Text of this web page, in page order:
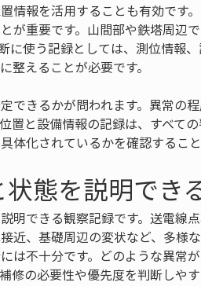
情報を活用することも有効です
が重要です。山間部や鉄塔周辺
に使う記録としては、測位情報
整えることが必要です。
できるかが問われます。異常の
置と設備情報の記録は、すべて
化されているかを確認すること
態を説明でき
できる観察記録です。送電線
近、基礎周辺の変状など、多様
は不十分です。どのような異常
の必要性や優先度を判断しやす